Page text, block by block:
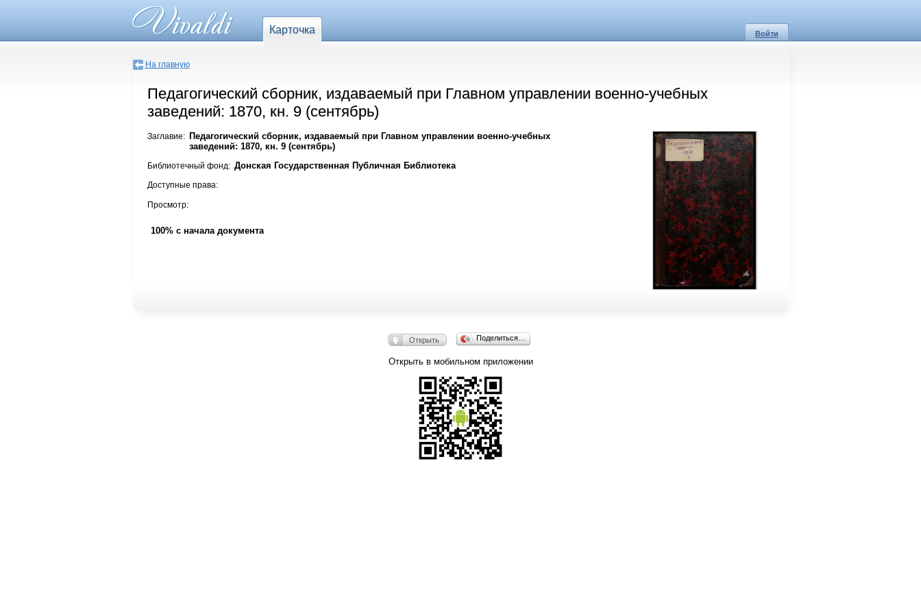
Карточка Войти
На главную
Педагогический сборник, издаваемый при Главном управлении военно-учебных
заведений: 1870, кн. 9 (сентябрь)
Заглавие: Педагогический сборник, издаваемый при Главном управлении военно-учебных
заведений: 1870, кн. 9 (сентябрь)
Библиотечный фонд: Донская Государственная Публичная Библиотека
Доступные права:
Просмотр:
100% с начала документа
Открыть Поделиться…
Открыть в мобильном приложении